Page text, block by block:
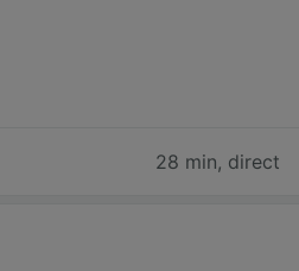
28 min, direct